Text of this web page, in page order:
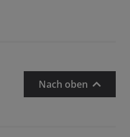
Nach oben